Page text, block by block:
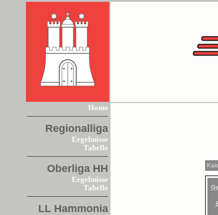
Home
Regionalliga
Ergebnisse
Tabelle
Oberliga HH
Ergebnisse
Tabelle
LL Hammonia